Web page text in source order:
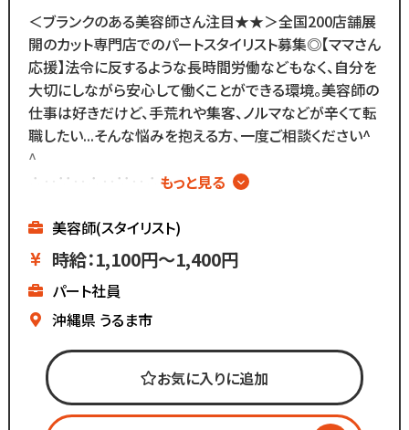
メニューはカットのみなので
難しい業務内容はありません！
また、担当・予約制ではなく
お客様とは最低限しか
会話をしないスタイルなので
お客様との関係作りが苦手...
という方にもピッタリ◎
＜ブランクのある美容師さん注目★★＞全国200店舗展
開のカット専門店でのパートスタイリスト募集◎【ママさん
応援】法令に反するような長時間労働などもなく、自分を
大切にしながら安心して働くことができる環境。美容師の
仕事は好きだけど、手荒れや集客、ノルマなどが辛くて転
職したい...そんな悩みを抱える方、一度ご相談ください^
^
∴‥∵‥∴‥∵‥∴‥
▼週2日～、1日4時間～OK
▼ブランクがあっても安心
▼全国200店舗展開
▼地域に愛される安心経営
∴‥∵‥∴‥∵‥∴‥
・接客
・お会計
もっと見る
美容師(スタイリスト)
時給：1,100円～1,400円
パート社員
沖縄県 うるま市
お気に入りに追加